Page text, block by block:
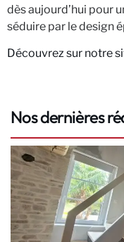
dès aujourd’hui pour
séduire par le design
Découvrez sur notre
Nos dernières